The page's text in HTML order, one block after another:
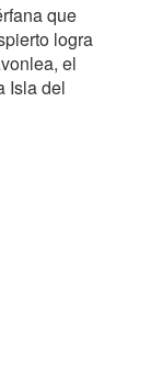
que
logra
el
Isla del